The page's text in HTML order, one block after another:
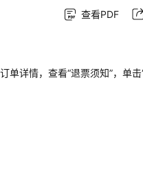
查看PDF
单详情，查看“退票须知”，单击